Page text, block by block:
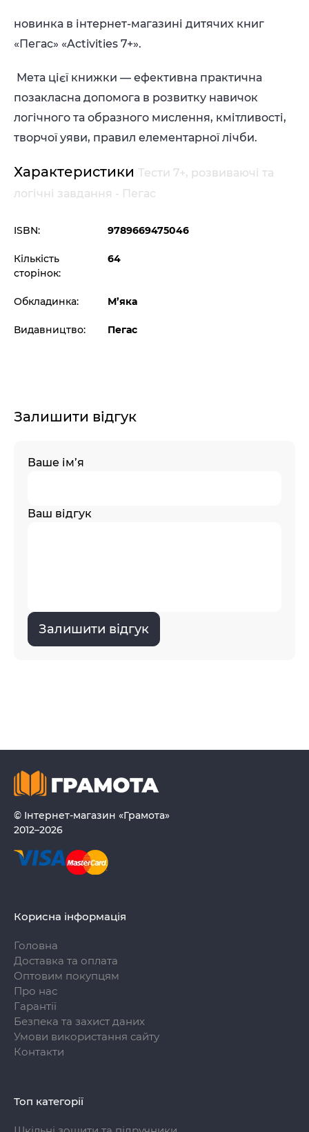
новинка в інтернет-магазині дитячих книг
«Пегас» «Activities 7+».
Мета цієї книжки — ефективна практична
позакласна допомога в розвитку навичок
логічного та образного мислення, кмітливості,
творчої уяви, правил елементарної лічби.
Характеристики Тести 7+, розвиваючі та
логічні завдання - Пегас
ISBN: 9789669475046
Кількість
сторінок:
64
Обкладинка: М’яка
Видавництво: Пегас
Залишити відгук
Ваше ім’я
Ваш відгук
Залишити відгук
© Інтернет-магазин «Грамота»
2012–2026
Корисна інформація
Головна
Доставка та оплата
Оптовим покупцям
Про нас
Гарантії
Безпека та захист даних
Умови використання сайту
Контакти
Топ категорії